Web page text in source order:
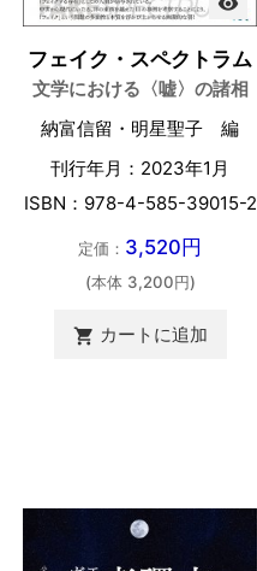
フェイク・スペクトラム
文学における〈嘘〉の諸相
納富信留・明星聖子 編
刊行年月：2023年1月
ISBN：978-4-585-39015-2
定価： 3,520円
(本体 3,200円)
 カートに追加